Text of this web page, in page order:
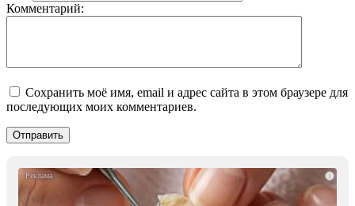
Комментарий:
Сохранить моё имя, email и адрес сайта в этом браузере для
последующих моих комментариев.
i